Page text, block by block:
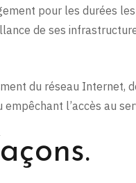
pour les durées
de ses
du réseau Internet,
l’accès au